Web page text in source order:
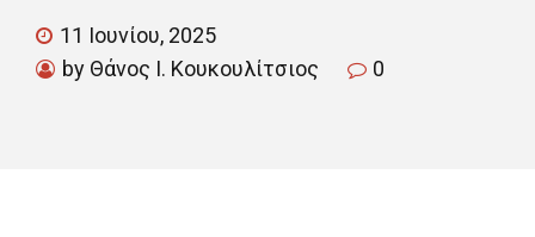
11 Ιουνίου, 2025
by Θάνος Ι. Κουκουλίτσιος
0